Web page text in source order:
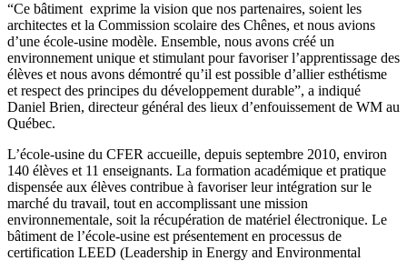
“Ce bâtiment exprime la vision que nos partenaires, soient les
architectes et la Commission scolaire des Chênes, et nous avions
d’une école-usine modèle. Ensemble, nous avons créé un
environnement unique et stimulant pour favoriser l’apprentissage des
élèves et nous avons démontré qu’il est possible d’allier esthétisme
et respect des principes du développement durable”, a indiqué
Daniel Brien, directeur général des lieux d’enfouissement de WM au
Québec.
L’école-usine du CFER accueille, depuis septembre 2010, environ
140 élèves et 11 enseignants. La formation académique et pratique
dispensée aux élèves contribue à favoriser leur intégration sur le
marché du travail, tout en accomplissant une mission
environnementale, soit la récupération de matériel électronique. Le
bâtiment de l’école-usine est présentement en processus de
certification LEED (Leadership in Energy and Environmental